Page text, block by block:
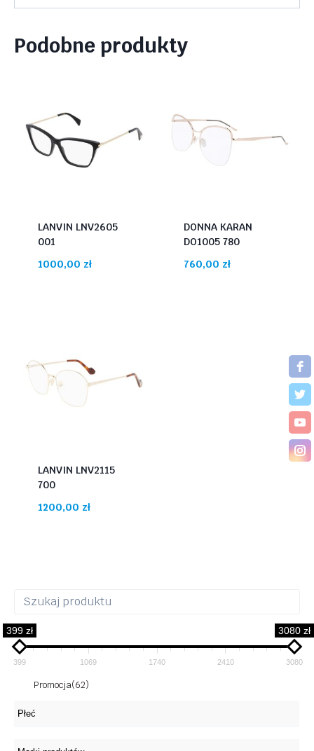
Podobne produkty
LANVIN LNV2605
001
1000,00 zł
DONNA KARAN
DO1005 780
760,00 zł
LANVIN LNV2115
700
1200,00 zł
399 zł 3080 zł
399 1069 1740 2410 3080
Promocja(62)